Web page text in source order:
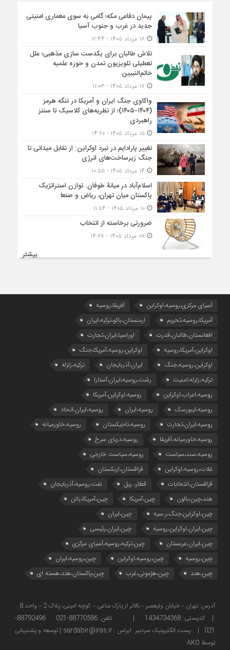
پیمان دفاعی مکه؛ گامی به سوی معماری امنیتی
جدید در غرب و جنوب آسیا
تلاش طالبان برای یکدست سازی مذهبی؛ علل
تعطیلی تلویزیون تمدن و حوزه علمیه
خاتم‌النبیین
واکاوی جنگ ایران و آمریکا در تنگه هرمز
(۱۴۰۴-۱۴۰۵)؛ از نظریه‌های کلاسیک تا سنتز
راهبردی
۱۵ مرداد ۱۴۰۵ - ۱۴:۲۰
تغییر پارادایم در نبرد اوکراین: از تقابل میدانی تا
جنگ زیرساخت‌های انرژی
اسلام‌آباد در میانۀ طوفان: توازن استراتژیک
پاکستان میان تهران، ریاض و صنعا
۱۰ مرداد ۱۴۰۵ - ۱۱:۵۴
ضرورتی برخاسته از انتخاب
بیشتر
آسیای مرکزی،روسیه،اوکراین
آفریقا،روسیه
آمریکا،روسیه،تحریم
ارمنستان،باکو،ترکیه،ایران
افغانستان،طالبان،قدرت
اوراسیا،ایران،تجارت
اوکراین،آمریکا،روسیه
اوکراین،روسیه،آمریکا،جنگ
اوکراین،روسیه،جنگ
ایران،آذربایجان
ترکیه،زلزله
ترکیه،زلزله،امنیت
رشت،روسیه،ایران،آستارا
روسیه،اعراب،اوکراین
روسیه،اوکراین،آمریکا
روسیه،ایبورسک
روسیه،ایران
روسیه،ایران،اتحاد
روسیه،ایران،تجارت
روسیه،تاجیکستان
روسیه،خاورمیانه
روسیه،خاورمیانه،آفریقا
روسیه،دریای سرخ
روسیه،سند،سیاست
روسیه،سیاست خارجی
غلات،روسیه،اوکراین
قزاقستان،ازبکستان
قزاقستان،انتخابات
قطار، ریل
نفت،روسیه،آذربایجان
هند،چین،بالون
چین،آمریکا
چین،آمریکا،بالن
چین،اوکراین،جنگ،ر.سیه
چین،ایران
چین،ایران،اوکراین،روسیه
چین،ایران،رئیسی
چین،ایران،عربستان
چین،ترکیه،روسیه،آسیای مرکزی
چین،روسیه
چین،روسیه،اوکراین
چین،روسیه،ایران
چین،هند
چین،هژمونی،غرب چین،پاکستان،هند،هسته ای
| کدپستی: 1434734368 | تلفن: 88770586-021 88792496-
021 | پست الکترونیک سردبیر ایراس : sardabir@iras.ir |
توسعه و پشتیبانی
توسط AKO